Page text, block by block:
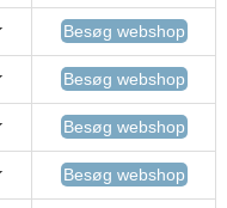
Besøg webshop
Besøg webshop
Besøg webshop
Besøg webshop